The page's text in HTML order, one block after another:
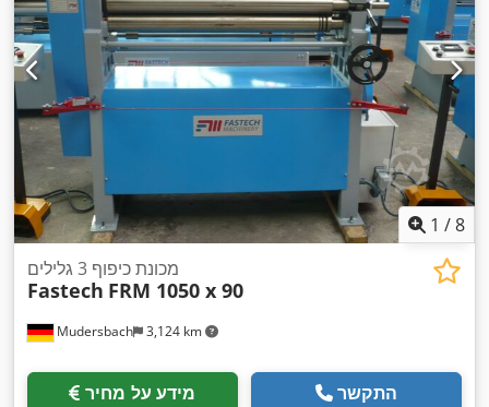
1 /8
Mudersbach 3,124 km
מכונת כיפוף 3 גלילים
Fastech FRM 1050 x 90
מידע על מחיר התקשר